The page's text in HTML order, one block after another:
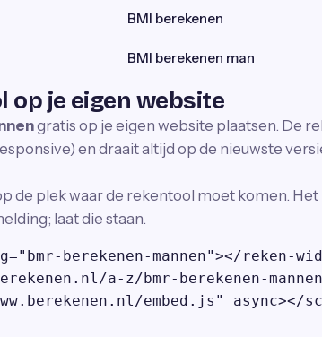
BMI berekenen
BMI berekenen man
op je eigen website
gratis op je eigen website plaatsen. De
en draait altijd op de nieuwste
de plek waar de rekentool moet komen. Het
laat die staan.
berekenen-mannen"></reken-
a-z/bmr-berekenen-
embed.js" async></